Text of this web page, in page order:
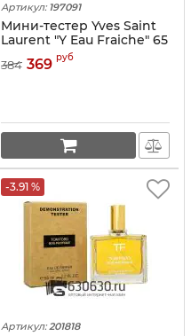
Артикул: 197091
Мини-тестер Yves Saint
Laurent "Y Eau Fraiche" 65
384 369 руб
-3.91 %
Артикул: 201818